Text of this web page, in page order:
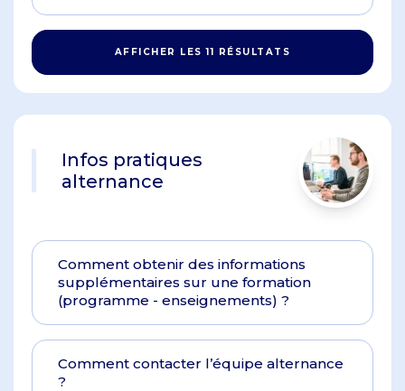
AFFICHER LES 11 RÉSULTATS
Infos pratiques
alternance
Comment obtenir des informations
supplémentaires sur une formation
(programme - enseignements) ?
Comment contacter l’équipe alternance
?